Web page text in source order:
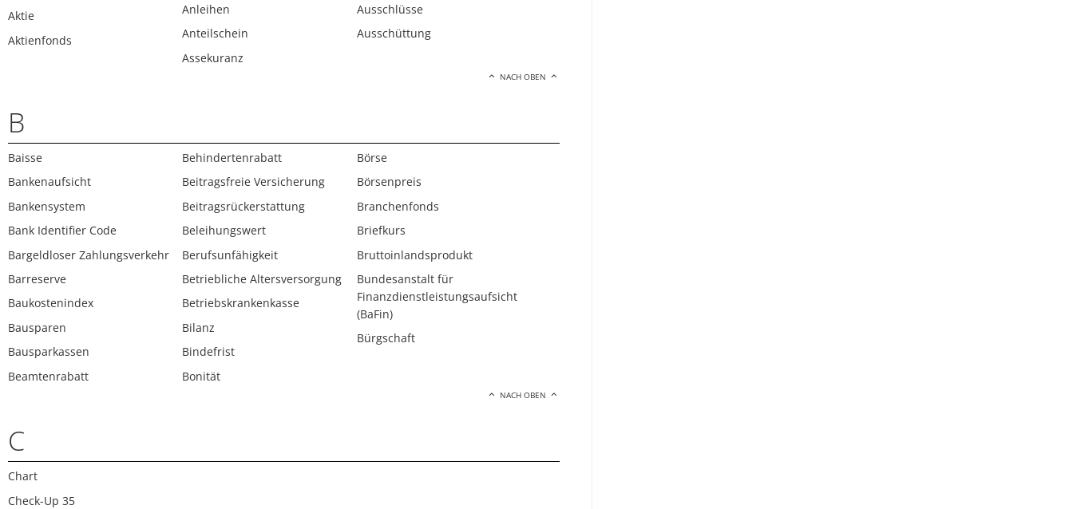
Aktie
Aktienfonds
Anleihen
Anteilschein
Assekuranz
Ausschlüsse
Ausschüttung
NACH OBEN
B
Baisse
Bankenaufsicht
Bankensystem
Bank Identifier Code
Bargeldloser Zahlungsverkehr
Barreserve
Baukostenindex
Bausparen
Bausparkassen
Beamtenrabatt
Behindertenrabatt
Beitragsfreie Versicherung
Beitragsrückerstattung
Beleihungswert
Berufsunfähigkeit
Betriebliche Altersversorgung
Betriebskrankenkasse
Bilanz
Bindefrist
Bonität
Börse
Börsenpreis
Branchenfonds
Briefkurs
Bruttoinlandsprodukt
Bundesanstalt für
Finanzdienstleistungsaufsicht
(BaFin)
Bürgschaft
NACH OBEN
C
Chart
Check-Up 35